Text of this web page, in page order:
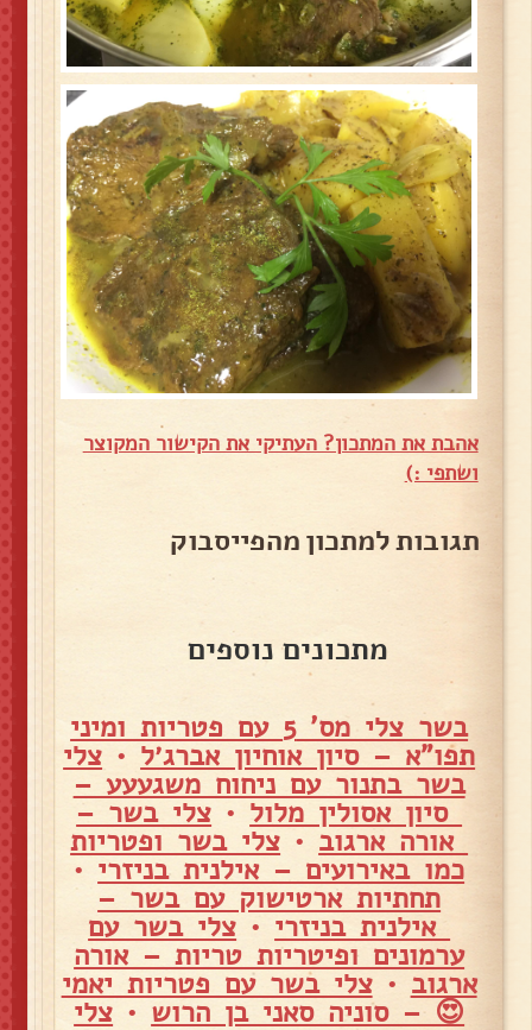
אהבת את המתכון? העתיקי את הקישור המקוצר
ושתפי :)
תגובות למתכון מהפייסבוק
מתכונים נוספים
בשר צלי מס' 5 עם פטריות ומיני
תפו"א – סיון אוחיון אברג׳ל • צלי
בשר בתנור עם ניחוח משגעעע –
סיון אסולין מלול • צלי בשר –
אורה ארגוב • צלי בשר ופטריות
כמו באירועים – אילנית בניזרי •
תחתיות ארטישוק עם בשר –
אילנית בניזרי • צלי בשר עם
ערמונים ופיטריות טריות – אורה
ארגוב •צלי בשר עם פטריות יאמי
😍 – סוניה סאני בן הרוש • צלי